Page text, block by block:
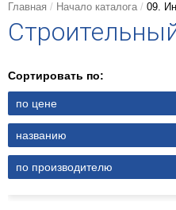
Главная Начало каталога 09.
Сортировать по:
по цене
названию
по производителю